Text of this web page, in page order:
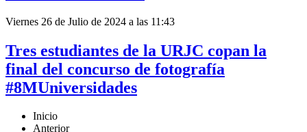
Viernes 26 de Julio de 2024 a las 11:43
Tres estudiantes de la URJC copan la
final del concurso de fotografía
#8MUniversidades
Inicio
Anterior